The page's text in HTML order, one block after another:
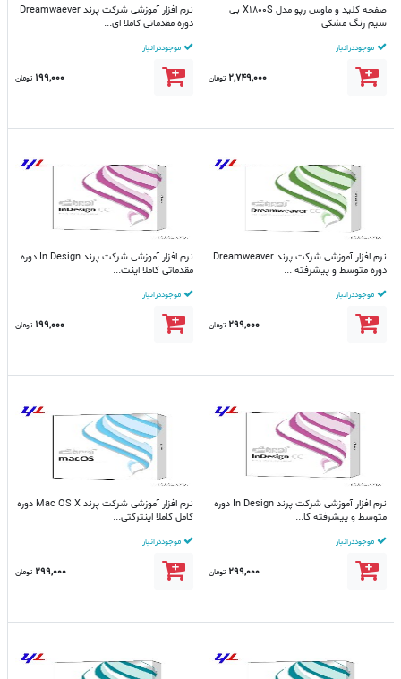
صفحه کلید و ماوس رپو مدل X1800S بی
سیم رنگ مشکی
موجود در انبار
2,749,000 تومان
نرم افزار آموزشی شرکت پرند Dreamwaever
دوره مقدماتی کاملا ای...
موجود در انبار
199,000 تومان
نرم افزار آموزشی شرکت پرند Dreamweaver
دوره متوسط و پیشرفته ...
موجود در انبار
299,000 تومان
نرم افزار آموزشی شرکت پرند In Design دوره
مقدماتی کاملا اینت...
موجود در انبار
199,000 تومان
نرم افزار آموزشی شرکت پرند In Design دوره
متوسط و پیشرفته کا...
موجود در انبار
299,000 تومان
نرم افزار آموزشی شرکت پرند Mac OS X دوره
کامل کاملا اینترکتی...
موجود در انبار
299,000 تومان